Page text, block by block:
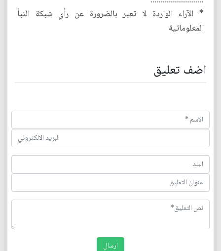
* الآراء الواردة لا تعبر بالضرورة عن رأي شبكة النبأ
المعلوماتية
اضف تعليق